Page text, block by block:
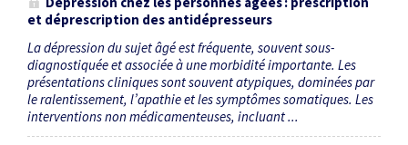
et déprescription des antidépresseurs
La dépression du sujet âgé est fréquente, souvent sous-
diagnostiquée et associée à une morbidité importante. Les
présentations cliniques sont souvent atypiques, dominées par
le ralentissement, l’apathie et les symptômes somatiques. Les
interventions non médicamenteuses, incluant ...